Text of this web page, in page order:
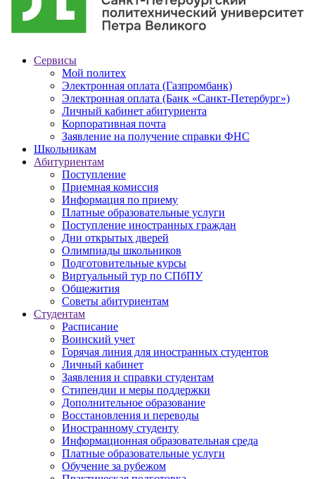
Сервисы
Мой политех
Электронная оплата (Газпромбанк)
Электронная оплата (Банк «Санкт-Петербург»)
Личный кабинет абитуриента
Корпоративная почта
Заявление на получение справки ФНС
Школьникам
Абитуриентам
Поступление
Приемная комиссия
Информация по приему
Платные образовательные услуги
Поступление иностранных граждан
Дни открытых дверей
Олимпиады школьников
Подготовительные курсы
Виртуальный тур по СПбПУ
Общежития
Советы абитуриентам
Студентам
Расписание
Воинский учет
Горячая линия для иностранных студентов
Личный кабинет
Заявления и справки студентам
Стипендии и меры поддержки
Дополнительное образование
Восстановления и переводы
Иностранному студенту
Информационная образовательная среда
Платные образовательные услуги
Обучение за рубежом